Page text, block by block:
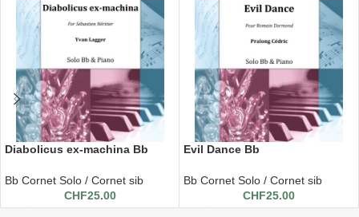
Diabolicus ex-machina Bb
Bb Cornet Solo / Cornet sib
CHF25.00
Evil Dance Bb
Bb Cornet Solo / Cornet sib
CHF25.00